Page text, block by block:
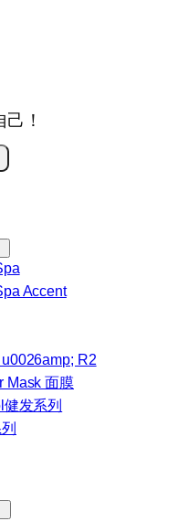
！
Accent
R2
Mask 面膜
发系列